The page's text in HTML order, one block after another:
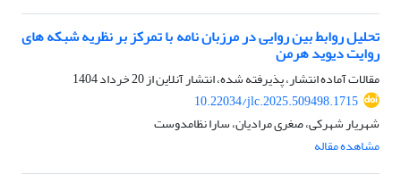
تحلیل روابط بین روایی در مرزبان نامه با تمرکز بر نظریه شبکه های
روایت دیوید هرمن
مقالات آماده انتشار، پذیرفته شده، انتشار آنلاین از20 خرداد 1404
10.22034/jlc.2025.509498.1715
شهریار شهرکی، صغری مرادیان، سارا نظامدوست
مشاهده مقاله